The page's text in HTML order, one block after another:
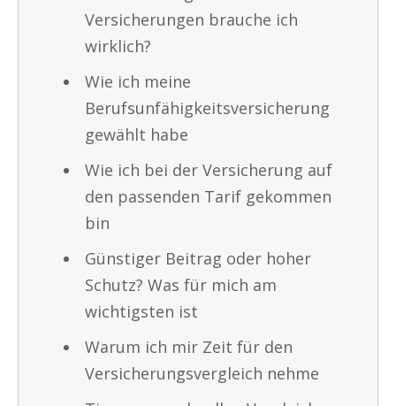
Versicherungen brauche ich
wirklich?
Wie ich meine
Berufsunfähigkeitsversicherung
gewählt habe
Wie ich bei der Versicherung auf
den passenden Tarif gekommen
bin
Günstiger Beitrag oder hoher
Schutz? Was für mich am
wichtigsten ist
Warum ich mir Zeit für den
Versicherungsvergleich nehme